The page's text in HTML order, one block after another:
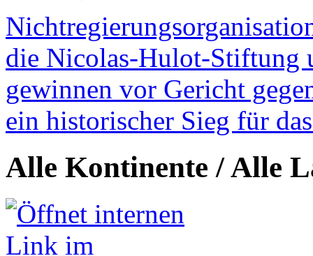
die Nicolas-Hulot-Stiftung
gewinnen vor Gericht
ein historischer Sieg für
Alle Kontinente / Alle